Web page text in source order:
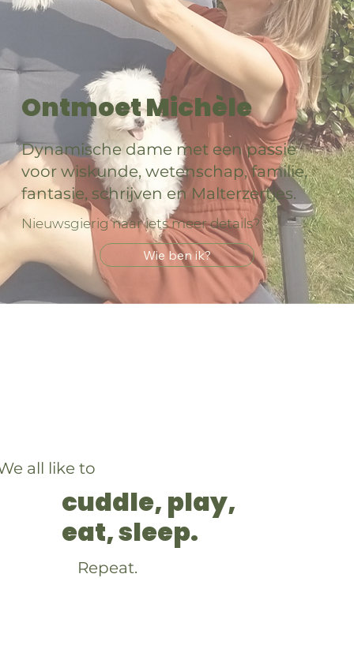
all like to
cuddle, play,
eat, sleep.
Repeat.
Ontmoet Michèle
Dynamische dame met een passie
voor wiskunde, wetenschap, familie,
fantasie, schrijven en Malterzertjes.
Nieuwsgierig naar iets meer details?
Wie ben ik?